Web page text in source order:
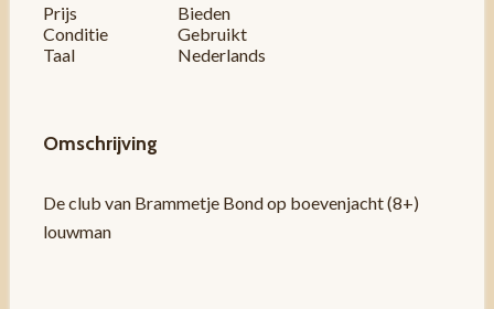
Prijs
Bieden
Conditie
Gebruikt
Taal
Nederlands
Omschrijving
De club van Brammetje Bond op boevenjacht (8+)
louwman